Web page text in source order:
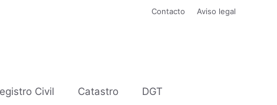
Contacto Aviso legal
Civil Catastro DGT